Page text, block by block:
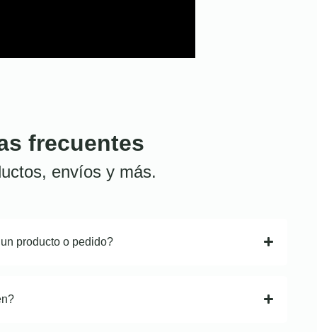
frecuentes
envíos y más.
producto o pedido?